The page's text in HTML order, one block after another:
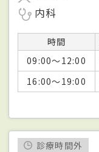
内科
時間
09:00～12:00
16:00～19:00
診療時間外